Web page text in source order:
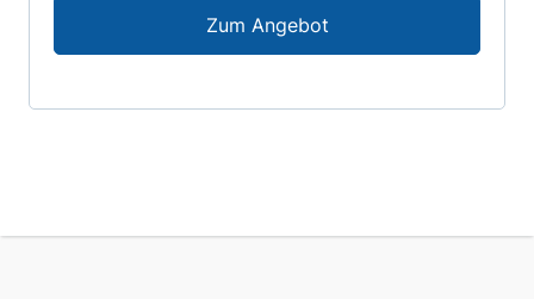
Zum AngebotDigital-Angebot für